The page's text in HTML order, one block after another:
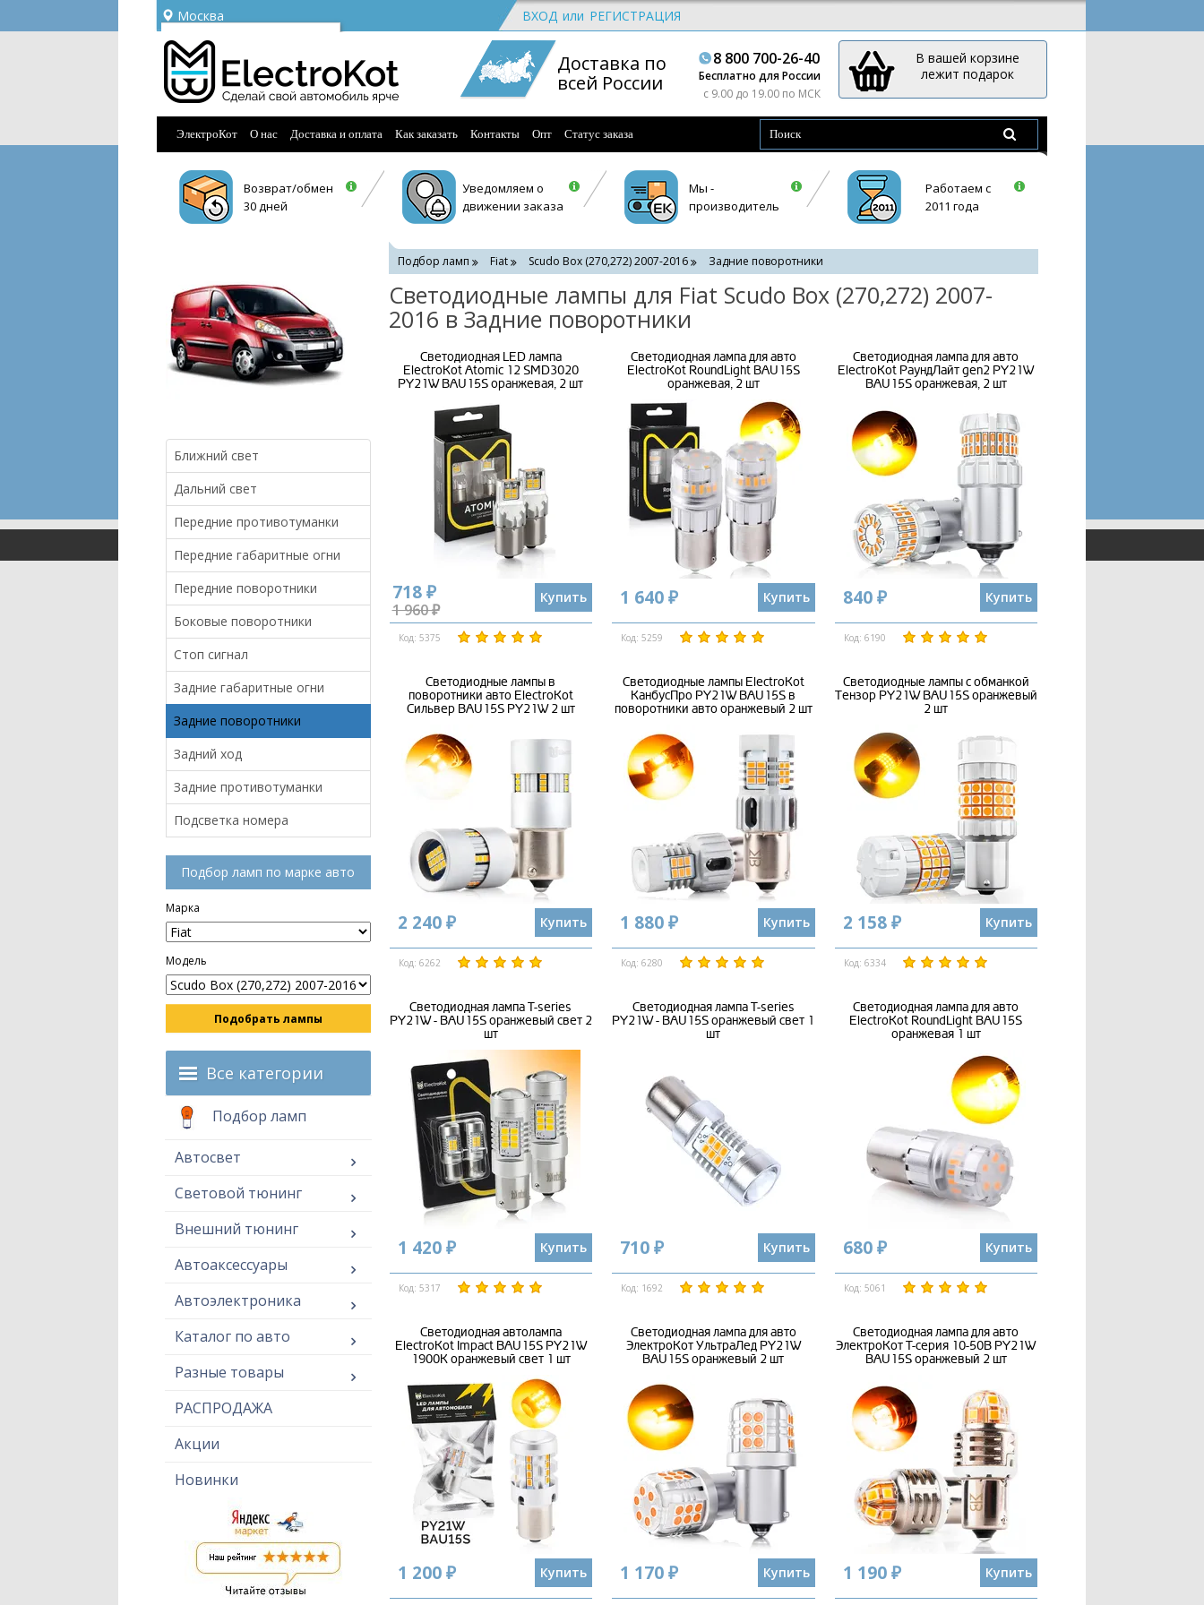
Москва
Ваш город —
Угадали?
ВХОД или РЕГИСТРАЦИЯ
Доставка по
всей России
8 800 700-26-40
Бесплатно для России
c 9.00 до 19.00 по МСК
В вашей корзине
лежит подарок
ЭлектроКот О нас Доставка и оплата Как заказать Контакты Опт Статус заказа
Возврат/обмен
30 дней
Уведомляем о
движении заказа
Мы -
производитель
Работаем с
2011 года
Ближний свет
Дальний свет
Передние противотуманки
Передние габаритные огни
Передние поворотники
Боковые поворотники
Стоп сигнал
Задние габаритные огни
Задние поворотники
Задний ход
Задние противотуманки
Подсветка номера
Подбор ламп по марке авто
Марка
Модель
Подобрать лампы
Все категории
Подбор ламп
Автосвет
Световой тюнинг
Внешний тюнинг
Автоаксессуары
Автоэлектроника
Каталог по авто
Разные товары
РАСПРОДАЖА
Акции
Новинки
Подбор ламп Fiat Scudo Box (270,272) 2007-2016 Задние поворотники
Светодиодные лампы для Fiat Scudo Box (270,272) 2007-
2016 в Задние поворотники
Светодиодная LED лампа
ElectroKot Atomic 12 SMD3020
PY21W BAU15S оранжевая, 2 шт
718 ₽
1 960 ₽
Купить
Код: 5375
Светодиодная лампа для авто
ElectroKot RoundLight BAU15S
оранжевая, 2 шт
1 640 ₽ Купить
Код: 5259
Светодиодная лампа для авто
ElectroKot РаундЛайт gen2 PY21W
BAU15S оранжевая, 2 шт
840 ₽ Купить
Код: 6190
Светодиодные лампы в
поворотники авто ElectroKot
Сильвер BAU15S PY21W 2 шт
2 240 ₽ Купить
Код: 6262
Светодиодные лампы ElectroKot
КанбусПро PY21W BAU15S в
поворотники авто оранжевый 2 шт
1 880 ₽ Купить
Код: 6280
Светодиодные лампы с обманкой
Тензор PY21W BAU15S оранжевый
2 шт
2 158 ₽ Купить
Код: 6334
Светодиодная лампа T-series
PY21W - BAU15S оранжевый свет 2
шт
1 420 ₽ Купить
Код: 5317
Светодиодная лампа T-series
PY21W - BAU15S оранжевый свет 1
шт
710 ₽ Купить
Код: 1692
Светодиодная лампа для авто
ElectroKot RoundLight BAU15S
оранжевая 1 шт
680 ₽ Купить
Код: 5061
Светодиодная автолампа
ElectroKot Impact BAU15S PY21W
1900K оранжевый свет 1 шт
1 200 ₽ Купить
Светодиодная лампа для авто
ЭлектроКот УльтраЛед PY21W
BAU15S оранжевый 2 шт
1 170 ₽ Купить
Светодиодная лампа для авто
ЭлектроКот Т-серия 10-50В PY21W
BAU15S оранжевый 2 шт
1 190 ₽ Купить